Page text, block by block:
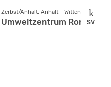
SV
Zerbst/Anhalt, Anhalt - Wittenberg
Umweltzentrum Ronney